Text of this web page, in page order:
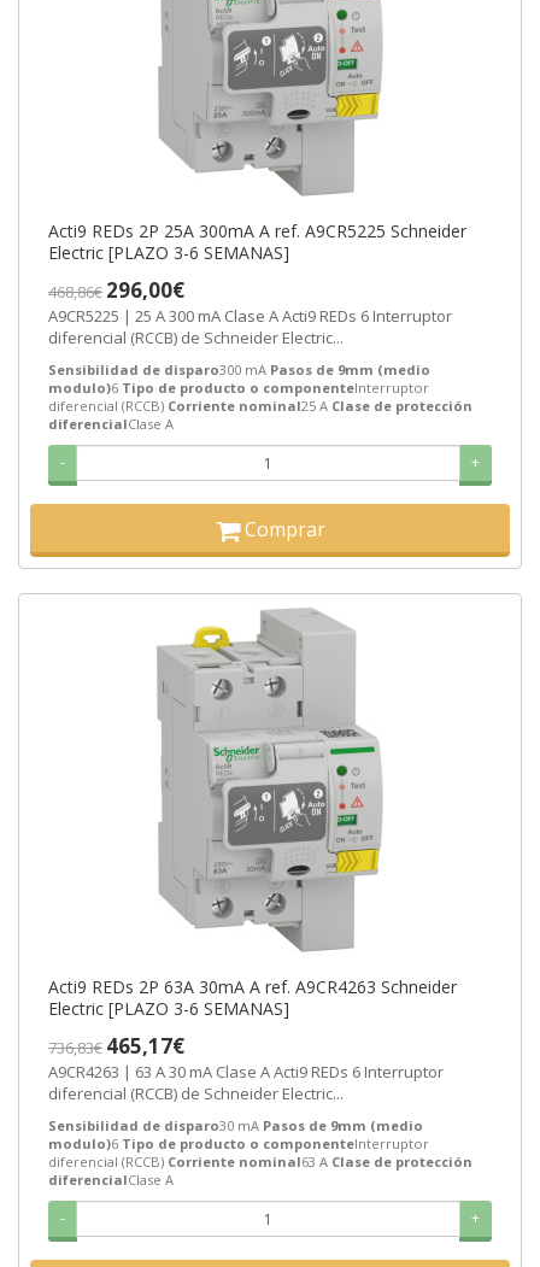
Acti9 REDs 2P 25A 300mA A ref. A9CR5225 Schneider
Electric [PLAZO 3-6 SEMANAS]
468,86€ 296,00€
A9CR5225 | 25 A 300 mA Clase A Acti9 REDs 6 Interruptor
diferencial (RCCB) de Schneider Electric...
Sensibilidad de disparo300 mA Pasos de 9mm (medio
modulo)6 Tipo de producto o componenteInterruptor
diferencial (RCCB) Corriente nominal25 A Clase de protección
diferencialClase A
- +
Comprar
Acti9 REDs 2P 63A 30mA A ref. A9CR4263 Schneider
Electric [PLAZO 3-6 SEMANAS]
736,83€ 465,17€
A9CR4263 | 63 A 30 mA Clase A Acti9 REDs 6 Interruptor
diferencial (RCCB) de Schneider Electric...
Sensibilidad de disparo30 mA Pasos de 9mm (medio
modulo)6 Tipo de producto o componenteInterruptor
diferencial (RCCB) Corriente nominal63 A Clase de protección
diferencialClase A
- +